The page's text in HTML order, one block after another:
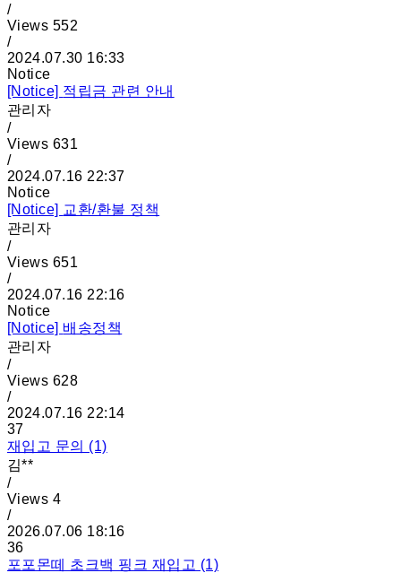
/
Views 552
/
2024.07.30 16:33
Notice
[Notice] 적립금 관련 안내
관리자
/
Views 631
/
2024.07.16 22:37
Notice
[Notice] 교환/환불 정책
관리자
/
Views 651
/
2024.07.16 22:16
Notice
[Notice] 배송정책
관리자
/
Views 628
/
2024.07.16 22:14
37
재입고 문의 (1)
김**
/
Views 4
/
2026.07.06 18:16
36
포포몬떼 초크백 핑크 재입고 (1)